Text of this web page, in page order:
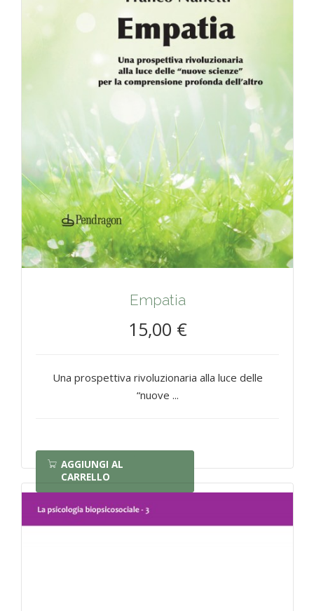
Empatia
15,00 €
Una prospettiva rivoluzionaria alla luce delle
“nuove ...
AGGIUNGI AL
CARRELLO